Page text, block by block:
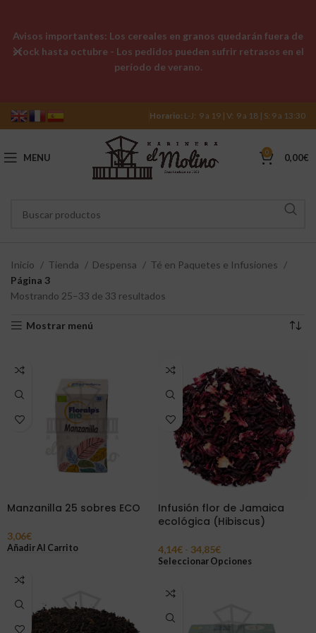
Horario: L-J: 9 a 19 | V: 9 a 18 | S: 9 a 13:30
MENU 0 0,00€
Inicio Tienda Despensa
Té en Paquetes e Infusiones
Página 3
Mostrando 25–33 de 33 resultados
Mostrar menú
Manzanilla 25 sobres ECO
3,06€
Añadir Al Carrito
Infusión flor de Jamaica
ecológica (Hibiscus)
4,14€ - 34,85€
Seleccionar Opciones
Avisos importantes: Los cereales en granos quedarán fuera de
stock hasta octubre - Los pedidos pueden sufrir retrasos en el
período de verano.